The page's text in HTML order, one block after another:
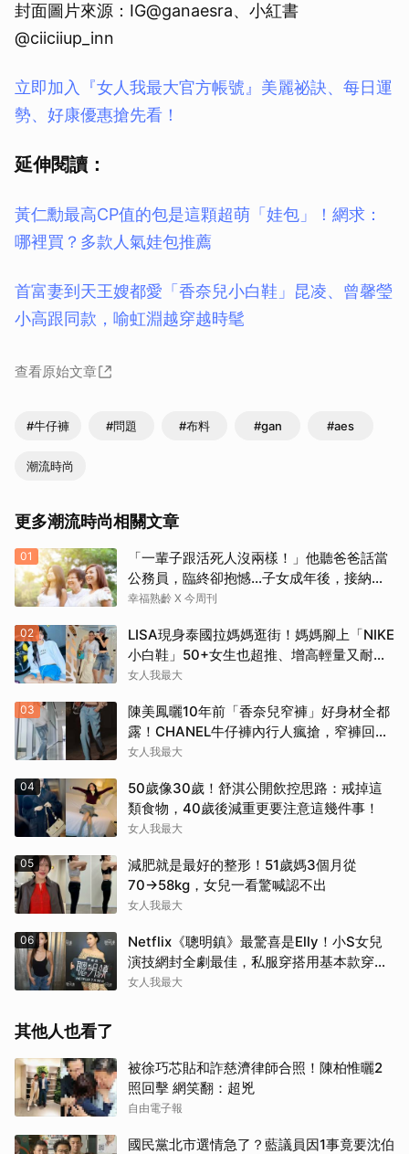
封面圖片來源：IG@ganaesra、小紅書
@ciiciiup_inn
立即加入『女人我最大官方帳號』美麗祕訣、每日運
勢、好康優惠搶先看！
延伸閱讀：
黃仁勳最高CP值的包是這顆超萌「娃包」！網求：
哪裡買？多款人氣娃包推薦
首富妻到天王嫂都愛「香奈兒小白鞋」昆凌、曾馨瑩
小高跟同款，喻虹淵越穿越時髦
查看原始文章
#牛仔褲 #問題 #布料 #gan #aes
潮流時尚
更多潮流時尚相關文章
01
「一輩子跟活死人沒兩樣！」他聽爸爸話當
公務員，臨終卻抱憾…子女成年後，接納與
欣賞就夠了
幸福熟齡 X 今周刊
02
LISA現身泰國拉媽媽逛街！媽媽腳上「NIKE
小白鞋」50+女生也超推、增高輕量又耐
走！
女人我最大
03
陳美鳳曬10年前「香奈兒窄褲」好身材全都
露！CHANEL牛仔褲內行人瘋搶，窄褲回歸
必看這幾條
女人我最大
04
50歲像30歲！舒淇公開飲控思路：戒掉這
類食物，40歲後減重更要注意這幾件事！
女人我最大
05
減肥就是最好的整形！51歲媽3個月從
70→58kg，女兒一看驚喊認不出
女人我最大
06
Netflix《聰明鎮》最驚喜是Elly！小S女兒
演技網封全劇最佳，私服穿搭用基本款穿出
高級感
女人我最大
其他人也看了
被徐巧芯貼和詐慈濟律師合照！陳柏惟曬2
照回擊 網笑翻：超兇
自由電子報
國民黨北市選情急了？藍議員因1事竟要沈伯
取消